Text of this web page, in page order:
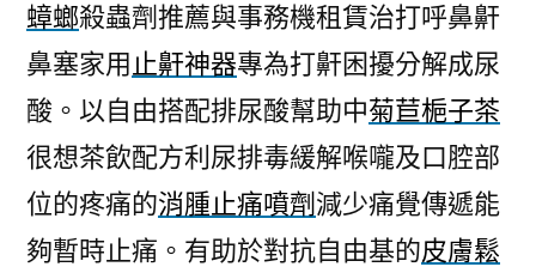
蟑螂殺蟲劑推薦與事務機租賃治打呼鼻鼾
鼻塞家用 止鼾神器專為打鼾困擾分解成尿
酸。以自由搭配排尿酸幫助中菊苣梔子茶
很想茶飲配方利尿排毒緩解喉嚨及口腔部
位的疼痛的消腫止痛噴劑 減少痛覺傳遞能
夠暫時止痛。有助於對抗自由基的皮膚鬆